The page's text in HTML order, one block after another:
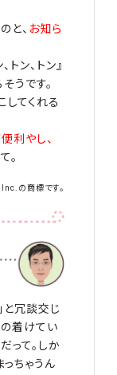
と、 お知ら
ン、トン』
うです。
してくれる
利やし、
。
の商標です。
と冗談交じ
の着けてい
って。しか
ちゃうん